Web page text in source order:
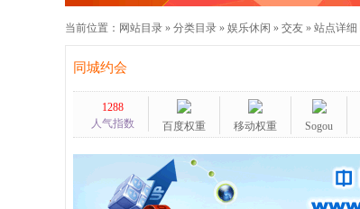
当前位置： 网站目录 » 分类目录 » 娱乐休闲 » 交友 » 站点详细
同城约会
1288
人气指数
百度权重 移动权重 Sogou